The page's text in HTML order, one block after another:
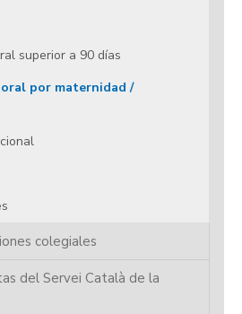
superior a 90 días
por maternidad /
colegiales
del Servei Català de la